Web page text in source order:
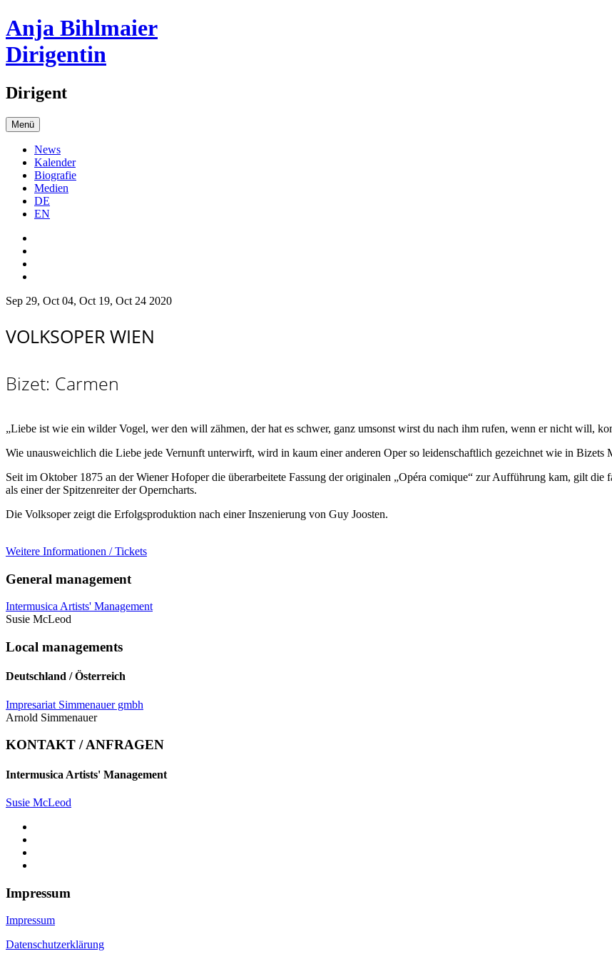
Anja Bihlmaier
Dirigentin
Dirigent
Menü
News
Kalender
Biografie
Medien
DE
EN
Sep 29, Oct 04, Oct 19, Oct 24 2020
VOLKSOPER WIEN
Bizet: Carmen
„Liebe ist wie ein wilder Vogel, wer den will zähmen, der hat es schwer, ganz umsonst wirst du nach ihm rufen, wenn er nicht will,
Wie unausweichlich die Liebe jede Vernunft unterwirft, wird in kaum einer anderen Oper so leidenschaftlich gezeichnet wie in Bizets
Seit im Oktober 1875 an der Wiener Hofoper die überarbeitete Fassung der originalen „Opéra comique“ zur Aufführung kam, gilt
als einer der Spitzenreiter der Operncharts.
Die Volksoper zeigt die Erfolgsproduktion nach einer Inszenierung von Guy Joosten.
Weitere Informationen / Tickets
General management
Intermusica Artists' Management
Susie McLeod
Local managements
Deutschland / Österreich
Impresariat Simmenauer gmbh
Arnold Simmenauer
KONTAKT / ANFRAGEN
Intermusica Artists' Management
Susie McLeod
Impressum
Impressum
Datenschutzerklärung